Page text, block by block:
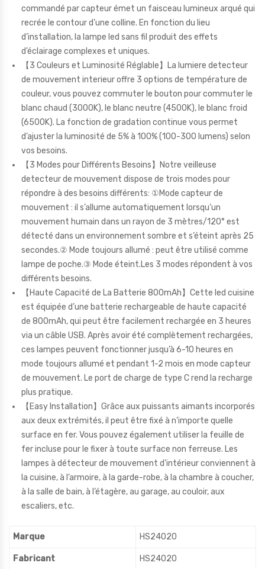
commandé par capteur émet un faisceau lumineux arqué qui
recrée le contour d’une colline. En fonction du lieu
d’installation, la lampe led sans fil produit des effets
d’éclairage complexes et uniques.
【3 Couleurs et Luminosité Réglable】La lumiere detecteur
de mouvement interieur offre 3 options de température de
couleur, vous pouvez commuter le bouton pour commuter le
blanc chaud (3000K), le blanc neutre (4500K), le blanc froid
(6500K). La fonction de gradation continue vous permet
d’ajuster la luminosité de 5% à 100% (100-300 lumens) selon
vos besoins.
【3 Modes pour Différents Besoins】Notre veilleuse
detecteur de mouvement dispose de trois modes pour
répondre à des besoins différents: ①Mode capteur de
mouvement : il s’allume automatiquement lorsqu’un
mouvement humain dans un rayon de 3 mètres/120° est
détecté dans un environnement sombre et s’éteint après 25
secondes.② Mode toujours allumé : peut être utilisé comme
lampe de poche.③ Mode éteint.Les 3 modes répondent à vos
différents besoins.
【Haute Capacité de La Batterie 800mAh】Cette led cuisine
est équipée d’une batterie rechargeable de haute capacité
de 800mAh, qui peut être facilement rechargée en 3 heures
via un câble USB. Après avoir été complètement rechargées,
ces lampes peuvent fonctionner jusqu’à 6-10 heures en
mode toujours allumé et pendant 1-2 mois en mode capteur
de mouvement. Le port de charge de type C rend la recharge
plus pratique.
【Easy Installation】Grâce aux puissants aimants incorporés
aux deux extrémités, il peut être fixé à n’importe quelle
surface en fer. Vous pouvez également utiliser la feuille de
fer incluse pour le fixer à toute surface non ferreuse. Les
lampes à détecteur de mouvement d’intérieur conviennent à
la cuisine, à l’armoire, à la garde-robe, à la chambre à coucher,
à la salle de bain, à l’étagère, au garage, au couloir, aux
escaliers, etc.
Marque HS24020
Fabricant HS24020